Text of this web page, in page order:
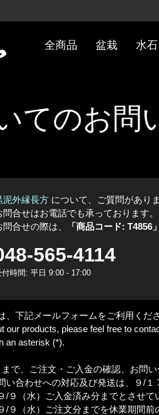
全商品 盆栽 水石
てのお問
泥外縁長方 について、ご質問があり
問合せはお電話でも承っております。
問合せの際は、
「商品コード: T4856」
565-4114
付時間: 平日 9:00 - 17:00
下記メールフォームをご利用くださ
our products, please feel free to
an asterisk (*).
で、ご注文・ご入金の確認、お問
い合わせへの対応及び発送は、９/１
９（水）ご入金済み分までとさせて
９（水）ご注文分までを休業期間前